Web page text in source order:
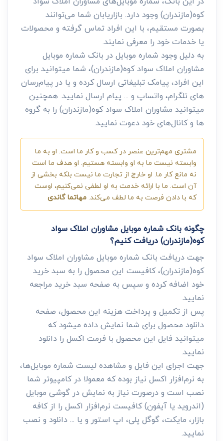
کوه(مازندران) وجود دارد. بازاریابان شما می‌توانند
بصورت مستقیم، با این افراد تماس گرفته و محصولات
یا خدمات خود را معرفی نمایند.
به دلیل وجود شماره موبایل در بانک شماره موبایل
مشاوران املاک سواد کوه(مازندران)، شما میتوانید برای
این افراد، پیامک تبلیغاتی ارسال کرده و یا در پیام‌رسان
های تلگرام، واتساپ و ... پیام ارسال نمایید. همچنین
میتوانید مشاوران املاک سواد کوه(مازندران) را به گروه
ها و کانال‌های خود دعوت نمایید.
مشتری مهم‌ترین عنصر در کسب و کار ما است. او به ما
وابسته نیست ما به او وابسته هستیم. او هدف ما است
نه مانع کار ما. او خارج از تجارت ما نیست بلکه بخشی از
آن است. ما با ارائه خدمت به او لطفی نمی‌کنیم، اوست
که با دادن فرصت به ما لطف می‌کند. مهاتما گاندی
چگونه بانک شماره موبایل مشاوران املاک سواد
کوه(مازندران) دریافت کنیم؟
جهت دریافت بانک شماره موبایل مشاوران املاک سواد
کوه(مازندران)، کافیست این محصول را به سبد خرید
خود اضافه کرده و سپس به صفحه سبد خرید مراجعه
نمایید.
پس از تکمیل و پرداخت هزینه این محصول، صفحه
دانلود محصول برای شما نمایش داده میشود که
میتوانید فایل این محصول با فرمت اکسل را دانلود
نمایید.
جهت اجرای این فایل و مشاهده لیست شماره موبایل‌ها،
به نرم‌افزار اکسل نیاز بوده که معمولا در کامپیوتر شما
نصب است و درصورت نیاز به نمایش در گوشی موبایل
(اندروید یا آیفون) کافیست نرم‌افزار اکسل را از کافه
بازار، مایکت، گوگل پلی، اپ استور و یا ... دانلود و نصب
نمایید.